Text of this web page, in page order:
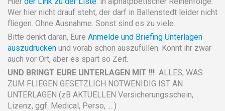
Wer hier nicht drauf steht, der darf in Ballenstedt leider nicht
fliegen. Ohne Ausnahme. Sonst sind es zu viele.
Bitte denkt daran, Eure Anmelde und Briefing Unterlagen
auszudrucken und vorab schon auszufüllen. Könnt ihr zwar
auch vor Ort, aber es spart so Zeit.
UND BRINGT EURE UNTERLAGEN MIT !!! ALLES, WAS
ZUM FLIEGEN GESETZLICH NOTWENIDIG IST AN
UNTERLAGEN (zB AKTUELLEN Versicherungsschein,
Lizenz, ggf. Medical, Perso, ... )